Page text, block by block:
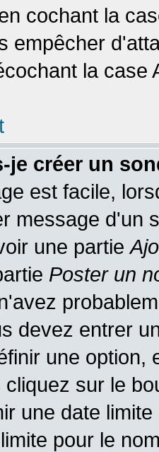
cochant la
empêcher
la
je créer un
est facile,
message d'un
une partie
Poster un
devez entrer
une option,
cliquez sur le
une date
pour le